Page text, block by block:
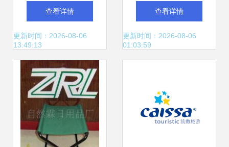
设计成旅行社热门
之选，助阵世博会
便捷出行
查看详情
更新时间：2026-08-06
13:49:13
厂二手设备转让，
助力旅行社产业升
查看详情
更新时间：2026-08-06
01:03:59